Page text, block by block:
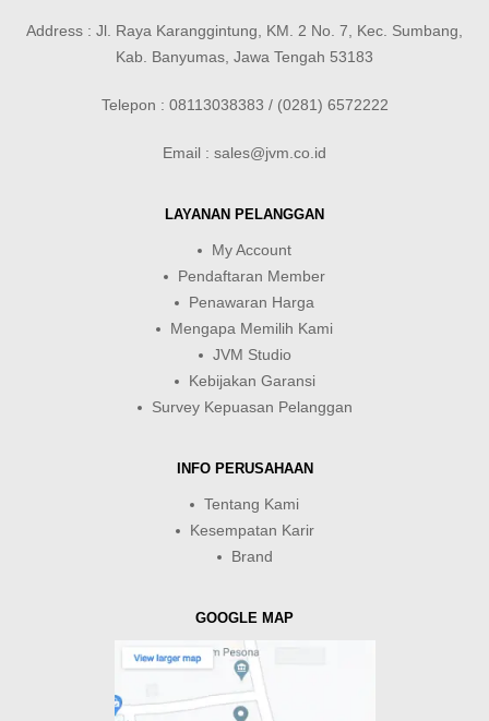
Address : Jl. Raya Karanggintung, KM. 2 No. 7, Kec. Sumbang,
Kab. Banyumas, Jawa Tengah 53183
Telepon : 08113038383 / (0281) 6572222
Email : sales@jvm.co.id
LAYANAN PELANGGAN
My Account
Pendaftaran Member
Penawaran Harga
Mengapa Memilih Kami
JVM Studio
Kebijakan Garansi
Survey Kepuasan Pelanggan
INFO PERUSAHAAN
Tentang Kami
Kesempatan Karir
Brand
GOOGLE MAP